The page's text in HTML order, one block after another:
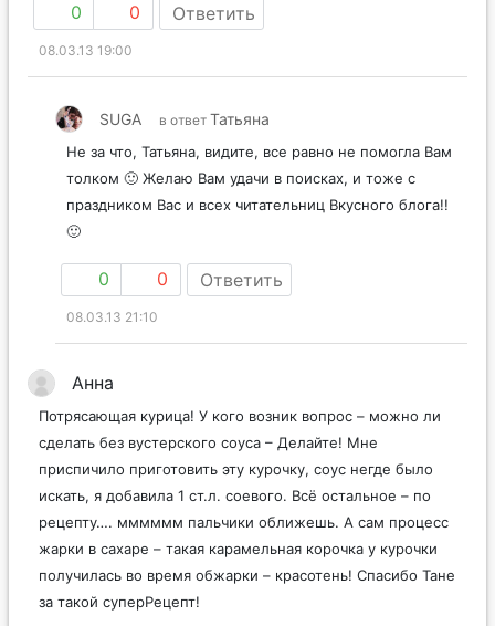
0 0 Ответить
08.03.13 19:00
SUGA в ответ Татьяна
Не за что, Татьяна, видите, все равно не помогла Вам
толком 🙂 Желаю Вам удачи в поисках, и тоже с
праздником Вас и всех читательниц Вкусного блога!!
🙂
0 0 Ответить
08.03.13 21:10
Анна
Потрясающая курица! У кого возник вопрос – можно ли
сделать без вустерского соуса – Делайте! Мне
приспичило приготовить эту курочку, соус негде было
искать, я добавила 1 ст.л. соевого. Всё остальное – по
рецепту…. мммммм пальчики оближешь. А сам процесс
жарки в сахаре – такая карамельная корочка у курочки
получилась во время обжарки – красотень! Спасибо Тане
за такой суперРецепт!